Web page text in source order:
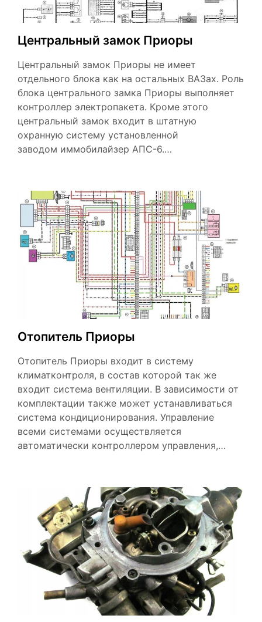
Центральный замок Приоры
Центральный замок Приоры не имеет
отдельного блока как на остальных ВАЗах. Роль
блока центрального замка Приоры выполняет
контроллер электропакета. Кроме этого
центральный замок входит в штатную
охранную систему установленной
заводом иммобилайзер АПС-6.…
Отопитель Приоры
Отопитель Приоры входит в систему
климатконтроля, в состав которой так же
входит система вентиляции. В зависимости от
комплектации также может устанавливаться
система кондиционирования. Управление
всеми системами осуществляется
автоматически контроллером управления,…